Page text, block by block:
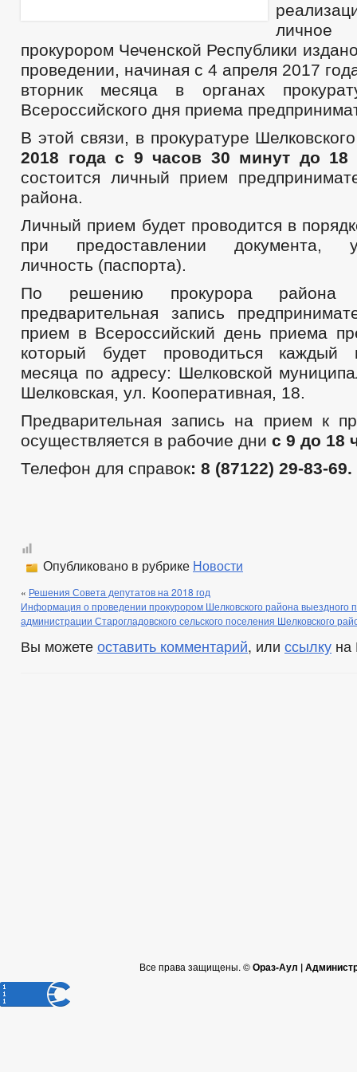
прокурором Чеченской Республики
проведении, начиная с 4 апреля 2017
вторник месяца в органах
Всероссийского дня приема
В этой связи, в прокуратуре
2018 года с 9 часов 30 минут до 18
состоится личный прием
района.
Личный прием будет проводится в
при предоставлении документа,
личность (паспорта).
По решению прокурора района
предварительная запись
прием в Всероссийский день приема
который будет проводиться каждый
месяца по адресу: Шелковской
Шелковская, ул. Кооперативная, 18.
Предварительная запись на прием к
осуществляется в рабочие дни с 9 до 18
Телефон для справок: 8 (87122) 29-83-69.
Опубликовано в рубрике Новости
« Решения Совета депутатов на 2018 год
Информация о проведении прокурором Шелковского района выездного
администрации Старогладовского сельского поселения Шелковского
Вы можете оставить комментарий, или ссылку на
Все права защищены. ©Ораз-Аул |